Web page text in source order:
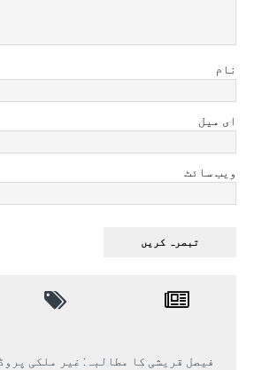
نام
ای میل
ویب سائٹ
فیصل قریشی کا مطالبہ: غیر ملکی